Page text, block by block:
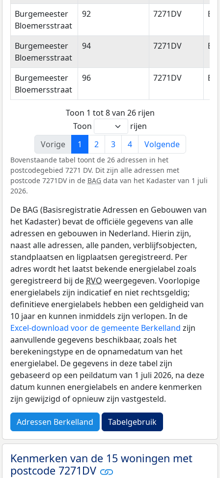
Burgemeester
Bloemersstraat
92 7271DV
Burgemeester
Bloemersstraat
94 7271DV
Burgemeester
Bloemersstraat
96 7271DV
Toon 1 tot 8 van 26 rijen
Toon
rijen
Vorige
1 2 3 4 Volgende
Bovenstaande tabel toont de 26 adressen in het
postcodegebied 7271 DV. Dit zijn alle adressen met
postcode 7271DV in de BAG data van het Kadaster van 1 juli
2026.
De BAG (Basisregistratie Adressen en Gebouwen van
het Kadaster) bevat de officiële gegevens van alle
adressen en gebouwen in Nederland. Hierin zijn,
naast alle adressen, alle panden, verblijfsobjecten,
standplaatsen en ligplaatsen geregistreerd. Per
adres wordt het laatst bekende energielabel zoals
geregistreerd bij de RVO weergegeven. Voorlopige
energielabels zijn indicatief en niet rechtsgeldig;
definitieve energielabels hebben een geldigheid van
10 jaar en kunnen inmiddels zijn verlopen. In de
Excel-download voor de gemeente Berkelland zijn
aanvullende gegevens beschikbaar, zoals het
berekeningstype en de opnamedatum van het
energielabel. De gegevens in deze tabel zijn
gebaseerd op een peildatum van 1 juli 2026, na deze
datum kunnen energielabels en andere kenmerken
zijn gewijzigd of opnieuw zijn vastgesteld.
Adressen Berkelland Tabelgebruik
Kenmerken van de 15 woningen met
postcode 7271DV